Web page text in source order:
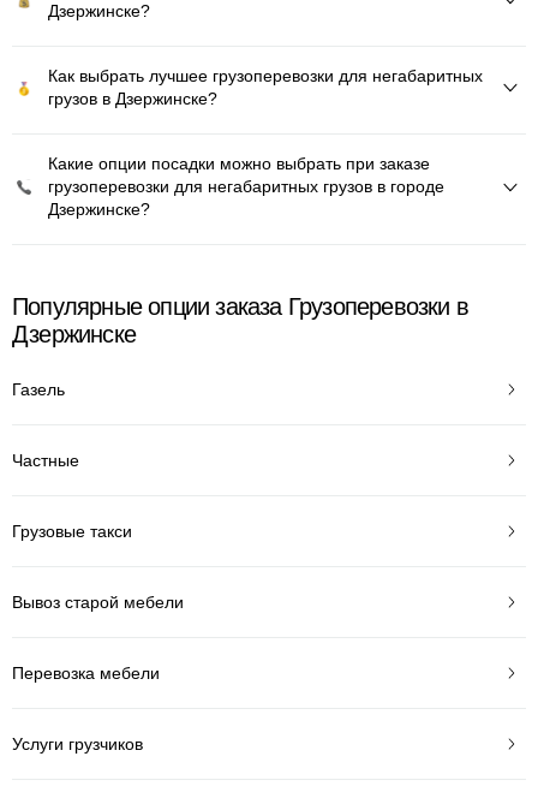
Дзержинске?
Как выбрать лучшее грузоперевозки для негабаритных
грузов в Дзержинске?
Какие опции посадки можно выбрать при заказе
грузоперевозки для негабаритных грузов в городе
Дзержинске?
Популярные опции заказа Грузоперевозки в
Дзержинске
Газель
Частные
Грузовые такси
Вывоз старой мебели
Перевозка мебели
Услуги грузчиков